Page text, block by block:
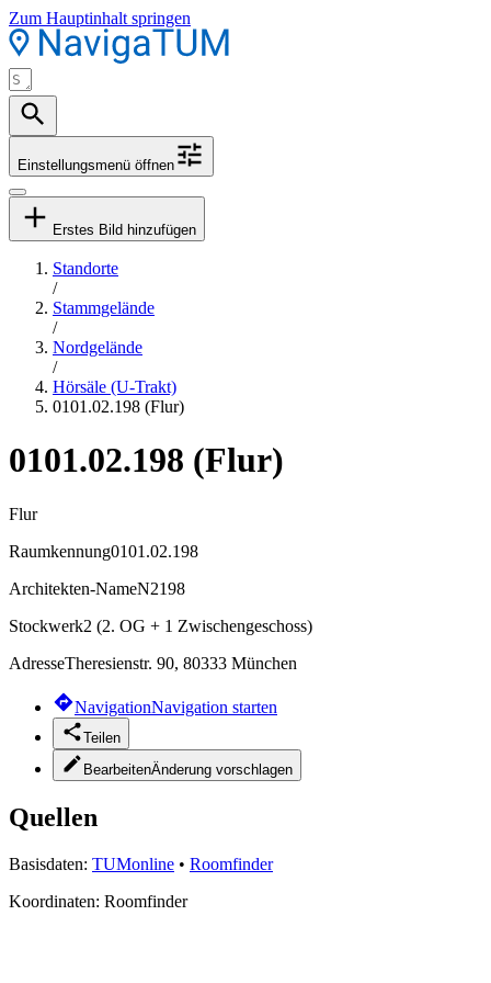
Zum Hauptinhalt springen
Einstellungsmenü öffnen
Erstes Bild hinzufügen
Standorte
/
Stammgelände
/
Nordgelände
/
Hörsäle (U-Trakt)
0101.02.198 (Flur)
0101.02.198 (Flur)
Flur
Raumkennung0101.02.198
Architekten-NameN2198
Stockwerk2 (2. OG + 1 Zwischengeschoss)
AdresseTheresienstr. 90, 80333 München
NavigationNavigation starten
Teilen
BearbeitenÄnderung vorschlagen
Quellen
Basisdaten: TUMonline • Roomfinder
Koordinaten: Roomfinder